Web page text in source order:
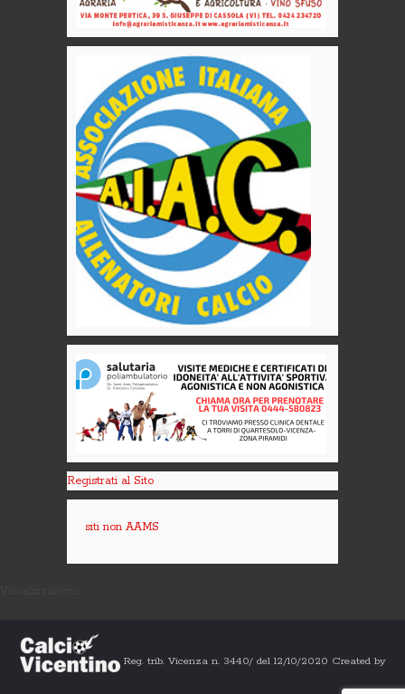
Registrati al Sito
siti non AAMS
Reg. trib. Vicenza n. 3440/ del 12/10/2020 Created by